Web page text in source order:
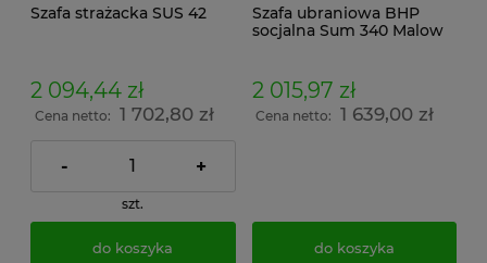
Szafa strażacka SUS 42
2 094,44 zł
Cena netto: 1 702,80 zł
- +
szt.
do koszyka
Szafa ubraniowa BHP
socjalna Sum 340 Malow
200x120x50
2 015,97 zł
Cena netto: 1 639,00 zł
do koszyka